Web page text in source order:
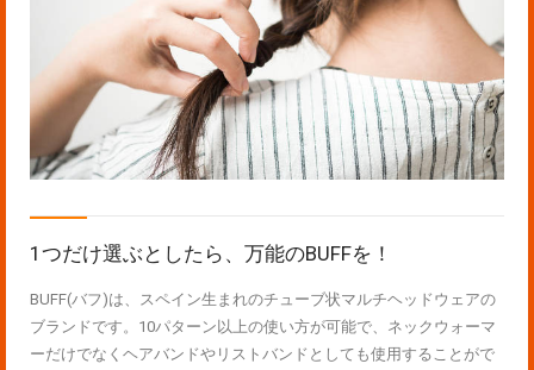
1つだけ選ぶとしたら、万能のBUFFを！
BUFF(バフ)は、スペイン生まれのチューブ状マルチヘッドウェアの
ブランドです。10パターン以上の使い方が可能で、ネックウォーマ
ーだけでなくヘアバンドやリストバンドとしても使用することがで